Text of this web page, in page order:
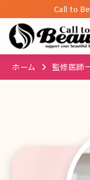
Call to
ホーム 監修医師